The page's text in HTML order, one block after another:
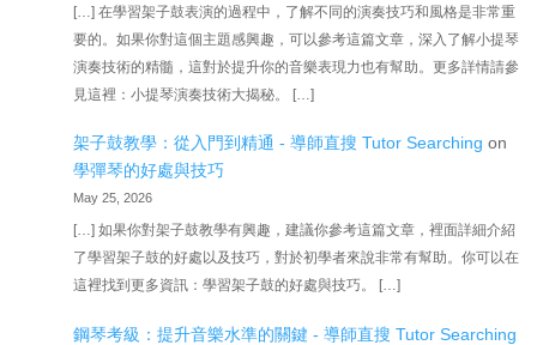
[…] 在學習架子鼓表演的過程中，了解不同的演奏技巧和風格是非常重
要的。如果你對這個主題感興趣，可以參考這篇文章，深入了解小提琴
演奏技術的精髓，這對於提升你的音樂表現力也有幫助。更多詳情請參
見這裡：小提琴演奏技術大揭秘。 […]
架子鼓教學：從入門到精通 - 導師直搜 Tutor Searching on
學彈琴的好處與技巧
May 25, 2026
[…] 如果你對架子鼓教學有興趣，建議你參考這篇文章，裡面詳細介紹
了學習架子鼓的好處以及技巧，對於初學者來說非常有幫助。你可以在
這裡找到更多資訊：學習架子鼓的好處與技巧。 […]
鋼琴考級：提升音樂水準的關鍵 - 導師直搜 Tutor Searching